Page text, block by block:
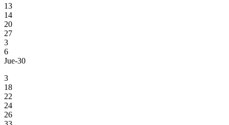
13
14
20
27
3
6
Jue-30
3
18
22
24
26